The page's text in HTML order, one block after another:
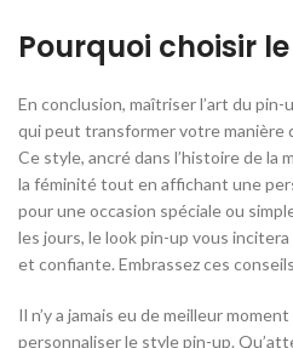
Pourquoi choisir
En conclusion, maîtriser l’art du
qui peut transformer votre manière
Ce style, ancré dans l’histoire de la
la féminité tout en affichant une
pour une occasion spéciale ou
les jours, le look pin-up vous
et confiante. Embrassez ces
Il n’y a jamais eu de meilleur
personnaliser le style pin-up.